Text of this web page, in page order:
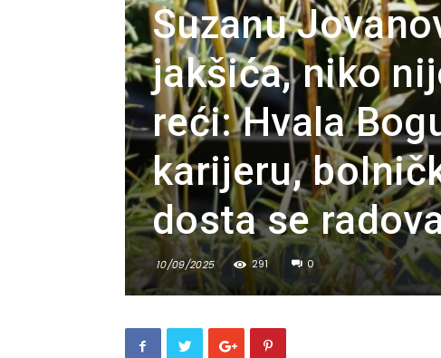
Suzanu
jakšića, niko
reći: Hvala
karijeru,
dosta se
10/09/2025 291 0